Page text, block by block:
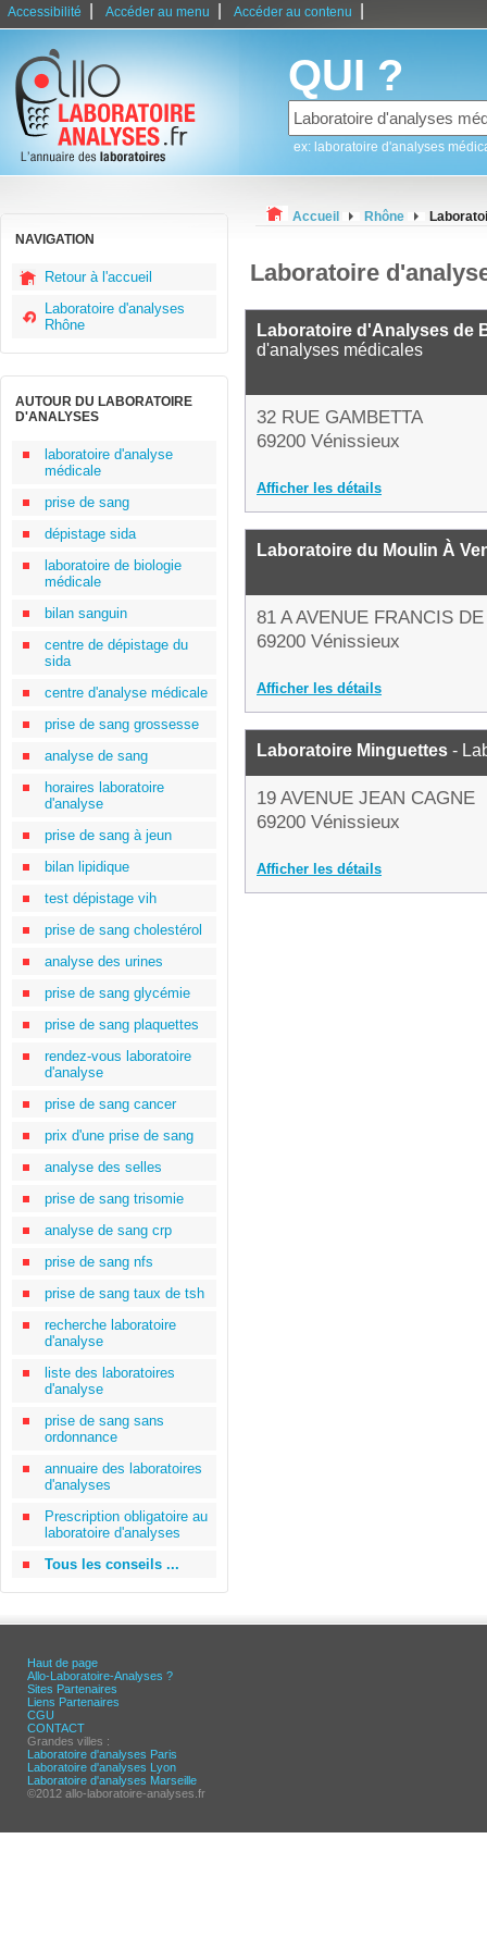
Accessibilité Accéder au menu Accéder au contenu
QUI ?
ex: laboratoire d'analyses
NAVIGATION
Retour à l'accueil
Laboratoire d'analyses
Rhône
AUTOUR DU LABORATOIRE
D'ANALYSES
laboratoire d'analyse
médicale
prise de sang
dépistage sida
laboratoire de biologie
médicale
bilan sanguin
centre de dépistage du
sida
centre d'analyse médicale
prise de sang grossesse
analyse de sang
horaires laboratoire
d'analyse
prise de sang à jeun
bilan lipidique
test dépistage vih
prise de sang cholestérol
analyse des urines
prise de sang glycémie
prise de sang plaquettes
rendez-vous laboratoire
d'analyse
prise de sang cancer
prix d'une prise de sang
analyse des selles
prise de sang trisomie
analyse de sang crp
prise de sang nfs
prise de sang taux de tsh
recherche laboratoire
d'analyse
liste des laboratoires
d'analyse
prise de sang sans
ordonnance
annuaire des laboratoires
d'analyses
Prescription obligatoire au
laboratoire d'analyses
Tous les conseils ...
Accueil Rhône
Laboratoire
Laboratoire d'Analyses de
d'analyses médicales
32 RUE GAMBETTA
69200 Vénissieux
Afficher les détails
Laboratoire du Moulin À
81 A AVENUE FRANCIS
69200 Vénissieux
Afficher les détails
Laboratoire Minguettes -
19 AVENUE JEAN CAGNE
69200 Vénissieux
Afficher les détails
Haut de page
Allo-Laboratoire-Analyses ?
Sites Partenaires
Liens Partenaires
CGU
CONTACT
Grandes villes :
Laboratoire d'analyses Paris
Laboratoire d'analyses Lyon
Laboratoire d'analyses Marseille
©2012 allo-laboratoire-analyses.fr